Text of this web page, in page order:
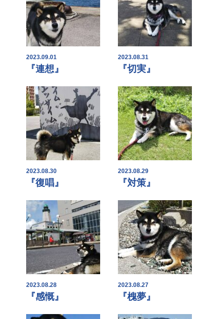
2023.09.01
『連想』
2023.08.31
『切実』
2023.08.30
『復唱』
2023.08.29
『対策』
2023.08.28
『感慨』
2023.08.27
『槐夢』